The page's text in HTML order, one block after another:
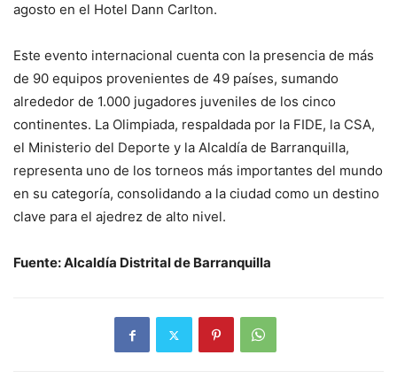
agosto en el Hotel Dann Carlton.
Este evento internacional cuenta con la presencia de más
de 90 equipos provenientes de 49 países, sumando
alrededor de 1.000 jugadores juveniles de los cinco
continentes. La Olimpiada, respaldada por la FIDE, la CSA,
el Ministerio del Deporte y la Alcaldía de Barranquilla,
representa uno de los torneos más importantes del mundo
en su categoría, consolidando a la ciudad como un destino
clave para el ajedrez de alto nivel.
Fuente: Alcaldía Distrital de Barranquilla